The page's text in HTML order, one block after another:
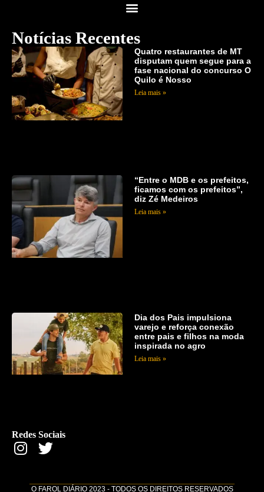
Notícias Recentes
Quatro restaurantes de MT
disputam quem segue para a
fase nacional do concurso O
Quilo é Nosso
Leia mais »
“Entre o MDB e os prefeitos,
ficamos com os prefeitos”,
diz Zé Medeiros
Leia mais »
Dia dos Pais impulsiona
varejo e reforça conexão
entre pais e filhos na moda
inspirada no agro
Leia mais »
Redes Sociais
O FAROL DIÁRIO 2023 - TODOS OS DIREITOS RESERVADOS